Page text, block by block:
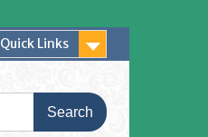
Quick Links